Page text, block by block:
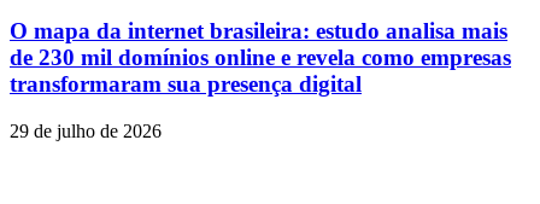
O mapa da internet brasileira: estudo analisa mais
de 230 mil domínios online e revela como empresas
transformaram sua presença digital
29 de julho de 2026